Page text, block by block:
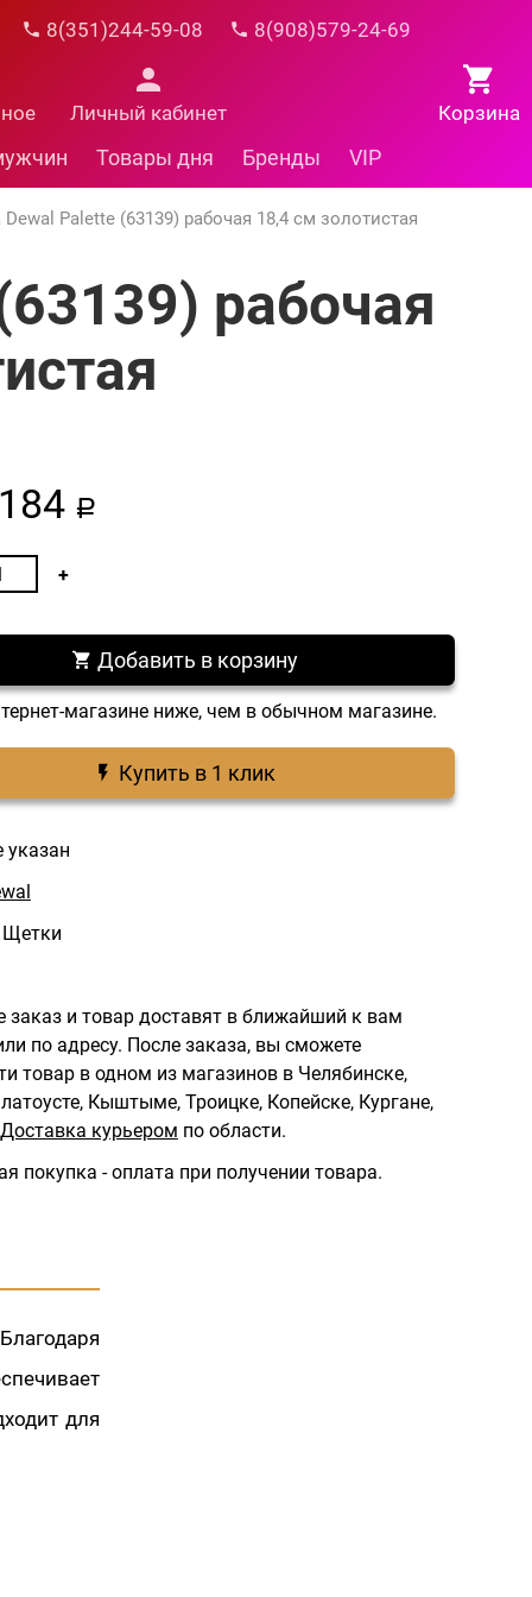
8(351)244-59-08 8(908)579-24-69
Корзина
Личный кабинет
Товары дня Бренды VIP
Dewal Palette (63139) рабочая 18,4 см золотистая
рабочая
a
Добавить в корзину
магазине ниже, чем в обычном магазине.
Купить в 1 клик
указан
Щетки
заказ и товар доставят в ближайший к вам
по адресу. После заказа, вы сможете
товар в одном из магазинов в Челябинске,
Кыштыме, Троицке, Копейске, Кургане,
Доставка курьером по области.
покупка - оплата при получении товара.
для